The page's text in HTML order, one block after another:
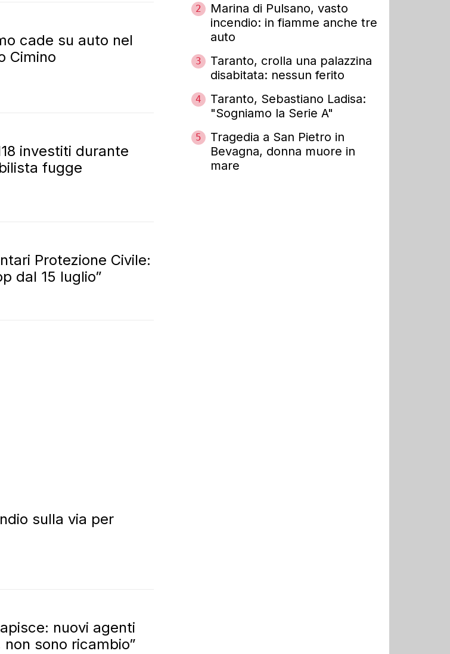
cade su auto nel
Cimino
investiti durante
fugge
Protezione Civile:
dal 15 luglio”
sulla via per
nuovi agenti
sono ricambio”
2
Marina di Pulsano, vasto
incendio: in fiamme anche tre
auto
3
Taranto, crolla una palazzina
disabitata: nessun ferito
4
Taranto, Sebastiano Ladisa:
"Sogniamo la Serie A"
5
Tragedia a San Pietro in
Bevagna, donna muore in
mare